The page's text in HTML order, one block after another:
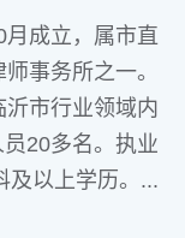
成立，属市直
事务所之一。
市行业领域内
20多名。执业
及以上学历。...